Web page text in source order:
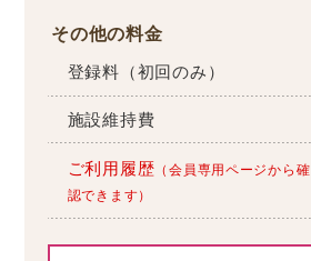
その他の料金
登録料（初回のみ）
施設維持費
ご利用履歴 （会員専用ページから確
認できます）